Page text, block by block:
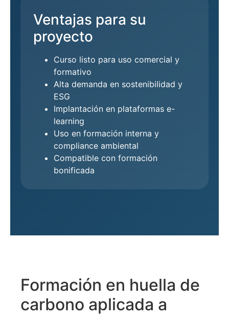
Ventajas para su
proyecto
Curso listo para uso comercial y
formativo
Alta demanda en sostenibilidad y
ESG
Implantación en plataformas e-
learning
Uso en formación interna y
compliance ambiental
Compatible con formación
bonificada
Formación en huella de
carbono aplicada a